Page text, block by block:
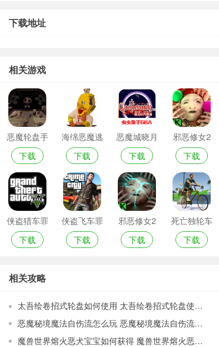
下载地址
相关游戏
恶魔轮盘手
游苹果版
下载
海绵恶魔逃
脱3d安卓版
下载
恶魔城晓月
圆舞曲
下载
邪恶修女2
官方版
下载
侠盗猎车罪
恶都市手机
下载
侠盗飞车罪
恶都市ios
下载
邪恶修女2
手机游戏
下载
死亡独轮车
android版
下载
相关攻略
太吾绘卷招式轮盘如何使用 太吾绘卷招式轮盘使用技巧
恶魔秘境魔法自伤流怎么玩 恶魔秘境魔法自伤流图文教程
魔兽世界熔火恶犬宝宝如何获得 魔兽世界熔火恶犬宝宝获取来源